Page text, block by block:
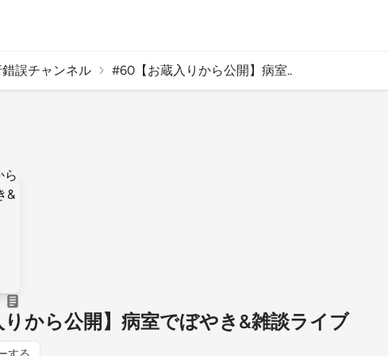
誤チャンネル #60【お蔵入りから公開】病室..
から公開】病室でぼやき&雑談ライブ